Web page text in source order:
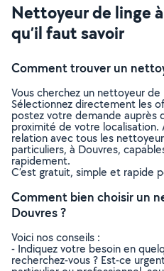
Nettoyeur de linge
qu’il faut savoir
Comment trouver un
Vous cherchez un nettoyeur
Sélectionnez directement les
postez votre demande auprès
proximité de votre localisation.
relation avec tous les
particuliers, à Douvres,
rapidement.
C’est gratuit, simple et rapide
Comment bien choisir un
Douvres ?
Voici nos conseils :
- Indiquez votre besoin en
recherchez-vous ? Est-ce